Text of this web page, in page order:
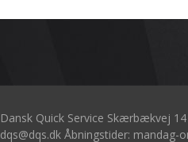
Dansk Quick Service Skærbækvej
dqs@dqs.dk Åbningstider: mandag-